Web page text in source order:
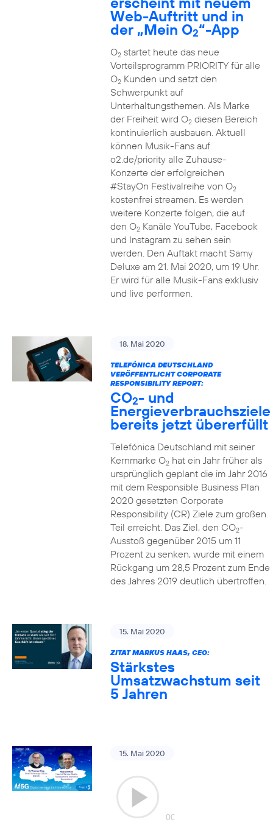
Web-Auftritt und in
der „Mein O2“-App
O2startet heute das neue
Vorteilsprogramm PRIORITY für alle
O2Kunden und setzt den
Schwerpunkt auf
Unterhaltungsthemen. Als Marke
der Freiheit wird O2diesen Bereich
kontinuierlich ausbauen. Aktuell
können Musik-Fans auf
o2.de/priority alle Zuhause-
Konzerte der erfolgreichen
#StayOn Festivalreihe von O2
kostenfrei streamen. Es werden
weitere Konzerte folgen, die auf
den O2Kanäle YouTube, Facebook
und Instagram zu sehen sein
werden. Den Auftakt macht Samy
Deluxe am 21. Mai 2020, um 19 Uhr.
Er wird für alle Musik-Fans exklusiv
und live performen.
18. Mai 2020
TELEFÓNICA DEUTSCHLAND
VERÖFFENTLICHT CORPORATE
RESPONSIBILITY REPORT:
CO2- und
Energieverbrauchsziele
bereits jetzt übererfüllt
Telefónica Deutschland mit seiner
Kernmarke O2hat ein Jahr früher als
ursprünglich geplant die im Jahr 2016
mit dem Responsible Business Plan
2020 gesetzten Corporate
Responsibility (CR) Ziele zum großen
Teil erreicht. Das Ziel, den CO2-
Ausstoß gegenüber 2015 um 11
Prozent zu senken, wurde mit einem
Rückgang um 28,5 Prozent zum Ende
des Jahres 2019 deutlich übertroffen.
15. Mai 2020
ZITAT MARKUS HAAS, CEO:
Stärkstes
Umsatzwachstum seit
5 Jahren
15. Mai 2020